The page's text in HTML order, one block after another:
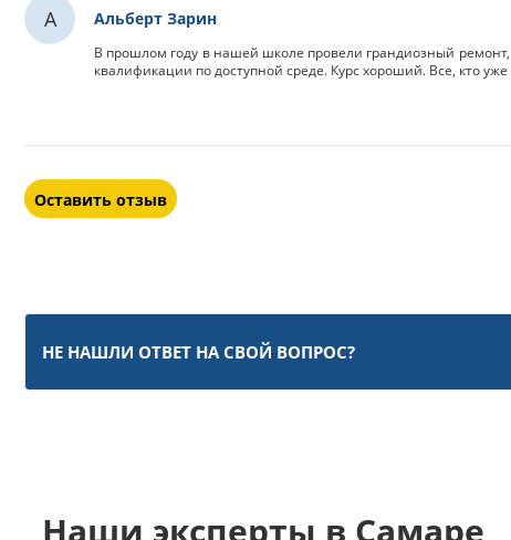
А Альберт Зарин
В прошлом году в нашей школе провели грандиозный
квалификации по доступной среде. Курс хороший. Все, кто
Оставить отзыв
НЕ НАШЛИ ОТВЕТ НА СВОЙ ВОПРОС?
Наши эксперты в Самаре